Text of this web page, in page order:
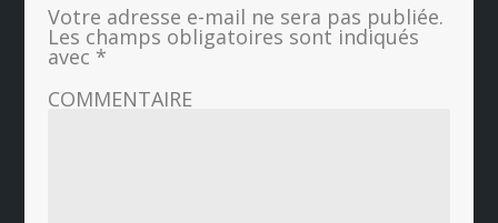
Votre adresse e-mail ne sera pas publiée.
Les champs obligatoires sont indiqués
avec *
COMMENTAIRE